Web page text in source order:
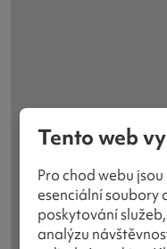
Tento web
Pro chod webu
esenciální soubory
poskytování
analýzu